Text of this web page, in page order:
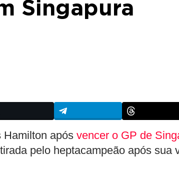
Singapura
Hamilton após vencer o GP de
pelo heptacampeão após sua